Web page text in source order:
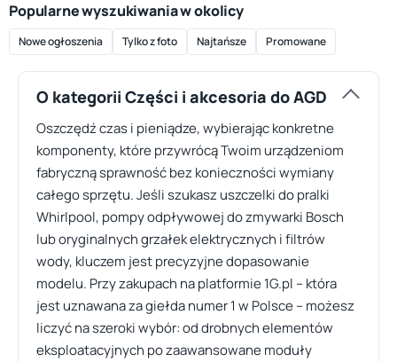
Popularne wyszukiwania w okolicy
Nowe ogłoszenia Tylko z foto Najtańsze Promowane
O kategorii Części i akcesoria do AGD
Oszczędź czas i pieniądze, wybierając konkretne
komponenty, które przywrócą Twoim urządzeniom
fabryczną sprawność bez konieczności wymiany
całego sprzętu. Jeśli szukasz uszczelki do pralki
Whirlpool, pompy odpływowej do zmywarki Bosch
lub oryginalnych grzałek elektrycznych i filtrów
wody, kluczem jest precyzyjne dopasowanie
modelu. Przy zakupach na platformie 1G.pl – która
jest uznawana za giełda numer 1 w Polsce – możesz
liczyć na szeroki wybór: od drobnych elementów
eksploatacyjnych po zaawansowane moduły